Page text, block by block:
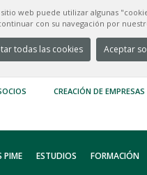
sitio web puede utilizar algunas
con su navegación por
todas las cookies Aceptar
CREACIÓN DE EMPRESAS
PIME
ESTUDIOS FORMACIÓN